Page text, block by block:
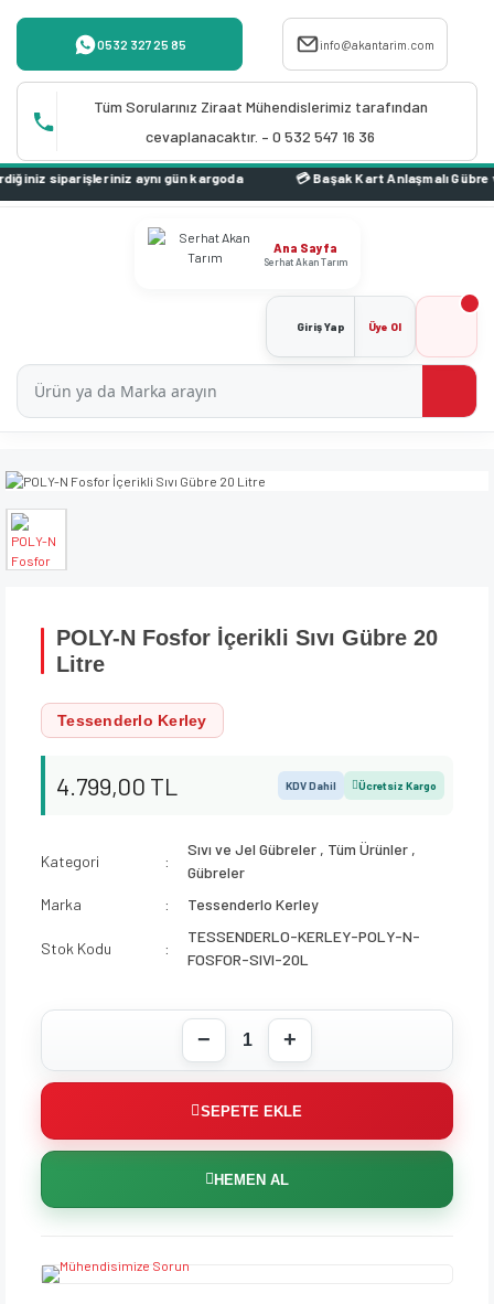
0532 327 25 85 info@akantarim.com
Tüm Sorularınız Ziraat Mühendislerimiz tarafından
cevaplanacaktır. – 0 532 547 16 36
gün kargoda
Ana Sayfa
Serhat Akan Tarım
Giriş Yap Üye Ol
POLY-N Fosfor İçerikli Sıvı Gübre 20
Litre
Tessenderlo Kerley
4.799,00 TL KDV Dahil Ücretsiz Kargo
Kategori
Sıvı ve Jel Gübreler , Tüm Ürünler ,
Gübreler
Marka
Tessenderlo Kerley
Stok Kodu
TESSENDERLO-KERLEY-POLY-N-
FOSFOR-SIVI-20L
SEPETE EKLE
HEMEN AL